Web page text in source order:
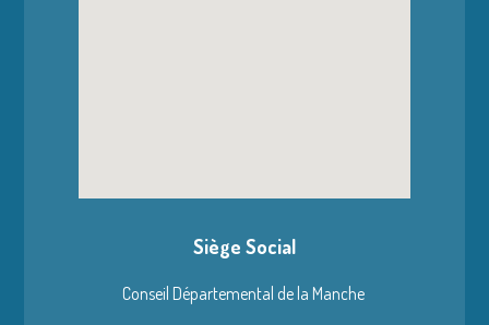
Siège Social
Conseil Départemental de la Manche